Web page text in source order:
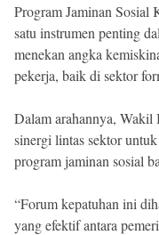
Program Jaminan Sosial
satu instrumen penting
menekan angka
pekerja, baik di sektor
Dalam arahannya, Wakil
sinergi lintas sektor
program jaminan sosial
“Forum kepatuhan ini
yang efektif antara